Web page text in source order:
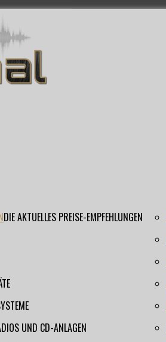
DIE AKTUELLES PREISE-EMPFEHLUNGEN
UND CD-ANLAGEN